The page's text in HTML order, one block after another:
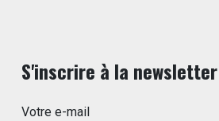
S'inscrire à la newsletter
Votre e-mail